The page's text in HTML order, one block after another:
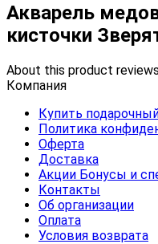
Акварель
кисточки
About this product
Компания
Купить
Политика
Оферта
Доставка
Акции Бонусы и
Контакты
Об организации
Оплата
Условия возврата